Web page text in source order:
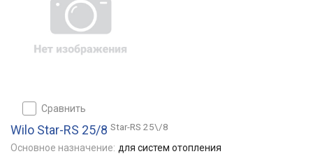
сравнить
Wilo Star-RS 25/8 Star-RS 25\/8
Основное назначение: для систем отопления